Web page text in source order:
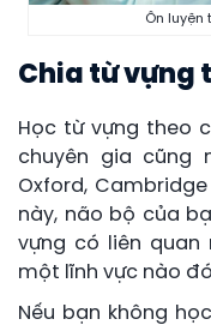
Ôn luyện
Chia từ vựng
Học từ vựng theo
chuyên gia cũng
Oxford,
này, não bộ của
vựng có liên
một lĩnh vực nào
Nếu bạn không